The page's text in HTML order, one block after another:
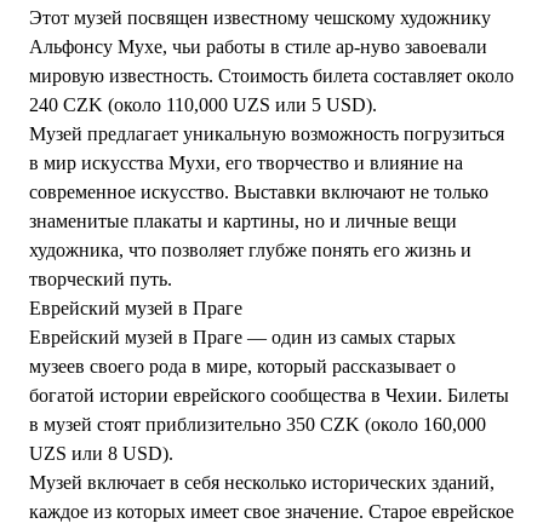
Этот музей посвящен известному чешскому художнику
Альфонсу Мухе, чьи работы в стиле ар-нуво завоевали
мировую известность. Стоимость билета составляет около
240 CZK (около 110,000 UZS или 5 USD).
Музей предлагает уникальную возможность погрузиться
в мир искусства Мухи, его творчество и влияние на
современное искусство. Выставки включают не только
знаменитые плакаты и картины, но и личные вещи
художника, что позволяет глубже понять его жизнь и
творческий путь.
Еврейский музей в Праге
Еврейский музей в Праге — один из самых старых
музеев своего рода в мире, который рассказывает о
богатой истории еврейского сообщества в Чехии. Билеты
в музей стоят приблизительно 350 CZK (около 160,000
UZS или 8 USD).
Музей включает в себя несколько исторических зданий,
каждое из которых имеет свое значение. Старое еврейское